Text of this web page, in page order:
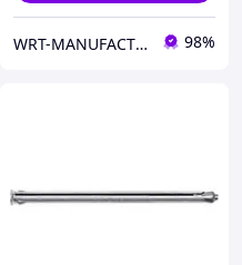
WRT-MANUFACTURING 98%